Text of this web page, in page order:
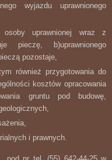
wyjazdu uprawnionego
uprawnionej wraz z
pieczę, b)uprawnionego
pozostaje,
również przygotowania do
kosztów opracowania
gruntu pod budowę,
i prawnych.